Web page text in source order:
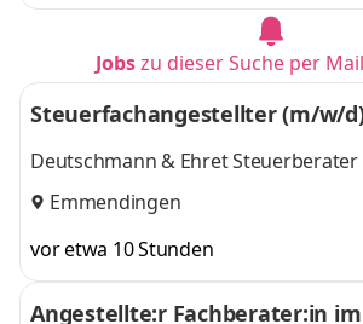
Jobszu dieser Suche per
Steuerfachangestellter (m/w/
Deutschmann & Ehret Steuerberater
Emmendingen
vor etwa 10 Stunden
Angestellte:r Fachberater:in